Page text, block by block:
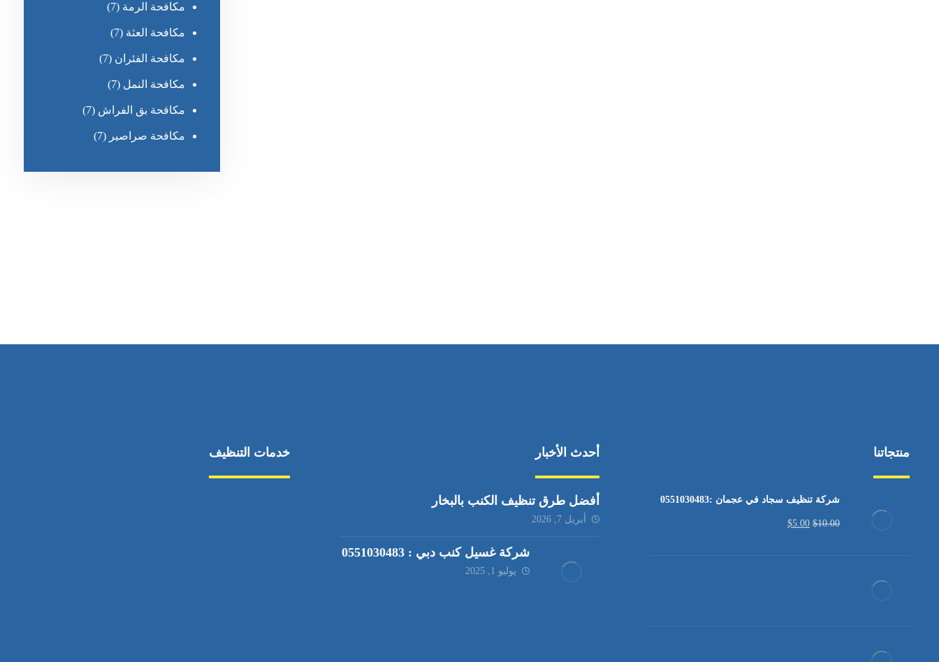
مكافحة الرمة (7)
مكافحة العثة (7)
مكافحة الفئران (7)
مكافحة النمل (7)
مكافحة بق الفراش (7)
مكافحة صراصير (7)
منتجاتنا
شركة تنظيف سجاد في عجمان :0551030483
$10.00
$5.00
أحدث الأخبار
أفضل طرق تنظيف الكنب بالبخار
أبريل 7, 2026
شركة غسيل كنب دبي : 0551030483
يوليو 1, 2025
خدمات التنظيف